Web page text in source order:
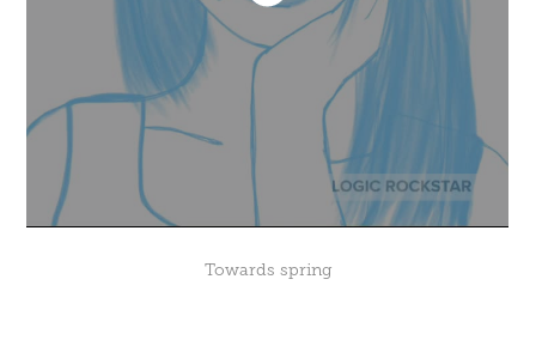
Towards spring